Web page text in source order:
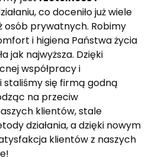
co doceniło już wiele
osób prywatnych. Robimy
i higiena Państwa życia
jak najwyższa. Dzięki
współpracy i
staliśmy się firmą godną
na przeciw
klientów, stale
działania, a dzięki nowym
klientów z naszych